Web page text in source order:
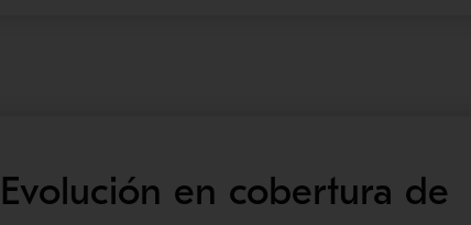
Evolución en cobertura de